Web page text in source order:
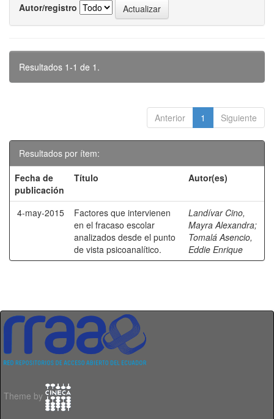
Autor/registro
Resultados 1-1 de 1.
Anterior 1 Siguiente
Resultados por ítem:
Fecha de
publicación
Título Autor(es)
4-may-2015
Factores que intervienen
en el fracaso escolar
analizados desde el punto
de vista psicoanalítico.
Landívar Cino,
Mayra Alexandra;
Tomalá Asencio,
Eddie Enrique
Theme by